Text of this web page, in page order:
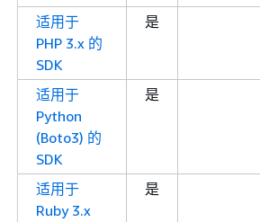
适用于
PHP 3.x 的
SDK
是
适用于
Python
(Boto3) 的
SDK
是
适用于
Ruby 3.x
是